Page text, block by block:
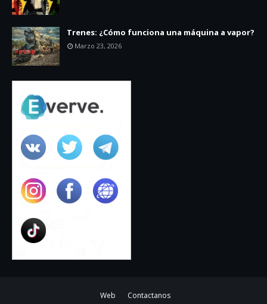
Trenes: ¿Cómo funciona una máquina a vapor?
Marzo 23, 2026
Web Contactanos